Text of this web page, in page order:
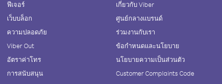
ฟีเจอร์
เว็บบล็อก
ความปลอดภัย
Viber Out
อัตราค่าโทร
การสนับสนุน
เกี่ยวกับ Viber
ศูนย์กลางแบรนด์
ร่วมงานกับเรา
ข้อกำหนดและนโยบาย
นโยบายความเป็นส่วนตัว
Customer Complaints Code